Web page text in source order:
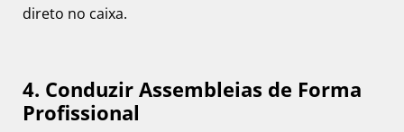
direto no caixa.
4. Conduzir Assembleias de Forma
Profissional